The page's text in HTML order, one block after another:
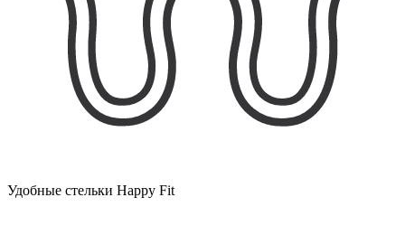
Удобные стельки Happy Fit